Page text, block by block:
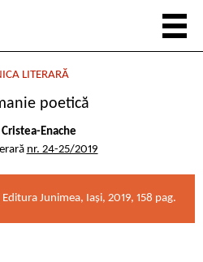
LITERARĂ
poetică
Enache
nr. 24-25/2019
Junimea, Iași, 2019, 158 pag.